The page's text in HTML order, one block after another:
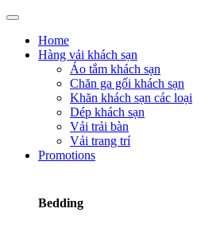
Home
Hàng vải khách sạn
Áo tắm khách sạn
Chăn ga gối khách sạn
Khăn khách sạn các loại
Dép khách sạn
Vải trải bàn
Vải trang trí
Promotions
Bedding